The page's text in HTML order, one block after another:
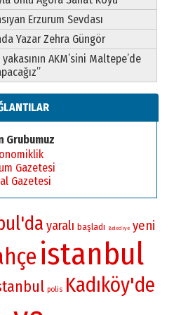
Erzurum Sevdası
Yazar Zehra Güngör
AKM’sini Maltepe’de
Grubumuz
Gazetesi
Gazetesi
yaralı başladı Belediye yeni
istanbul
polis Kadıköy'de